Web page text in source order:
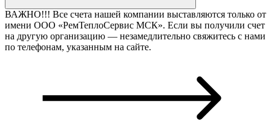
ВАЖНО!!! Все счета нашей компании выставляются только от
имени ООО «РемТеплоСервис МСК». Если вы получили счет
на другую организацию — незамедлительно свяжитесь с нами
по телефонам, указанным на сайте.